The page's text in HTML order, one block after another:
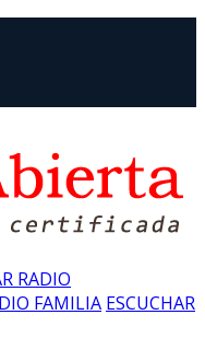
RADIO
FAMILIA ESCUCHAR